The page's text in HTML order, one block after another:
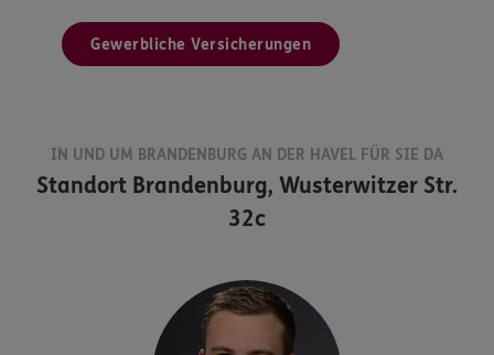
Gewerbliche Versicherungen
IN UND UM BRANDENBURG AN DER HAVEL FÜR SIE DA
Standort Brandenburg, Wusterwitzer Str.
32c